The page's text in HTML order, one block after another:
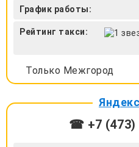
График работы:
Рейтинг такси:
Только Межгород
☎ +7 (473)